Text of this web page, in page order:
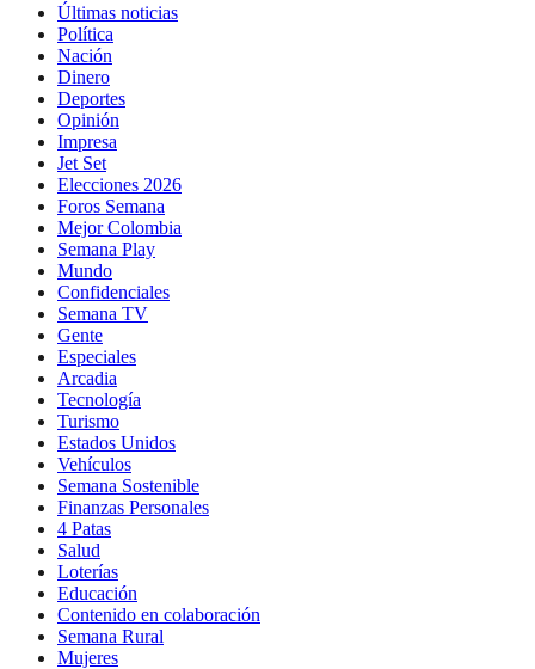
Últimas noticias
Política
Nación
Dinero
Deportes
Opinión
Impresa
Jet Set
Elecciones 2026
Foros Semana
Mejor Colombia
Semana Play
Mundo
Confidenciales
Semana TV
Gente
Especiales
Arcadia
Tecnología
Turismo
Estados Unidos
Vehículos
Semana Sostenible
Finanzas Personales
4 Patas
Salud
Loterías
Educación
Contenido en colaboración
Semana Rural
Mujeres